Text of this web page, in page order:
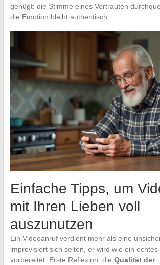
genügt: die Stimme eines Vertrauten
die Emotion bleibt authentisch.
Einfache Tipps, um
mit Ihren Lieben voll
auszunutzen
Ein Videoanruf verdient mehr als eine
improvisiert sich selten, er wird wie ein echtes
vorbereitet. Erste Reflexion: die Qualität der